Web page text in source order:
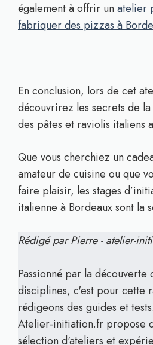
également à offrir unatelier
fabriquer des pizzas à
En conclusion, lors de cet
découvrirez les secrets de
des pâtes et raviolis italiens
Que vous cherchiez un
amateur de cuisine ou que
faire plaisir, les stages
italienne à Bordeaux sont la
Rédigé par Pierre - atelier-
Passionné par la découverte
disciplines, c'est pour cette
rédigeons des guides et tests.
Atelier-initiation.fr propose
sélection d'ateliers et